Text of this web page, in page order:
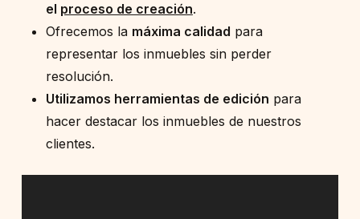
el proceso de creación.
Ofrecemos la máxima calidad para
representar los inmuebles sin perder
resolución.
Utilizamos herramientas de edición para
hacer destacar los inmuebles de nuestros
clientes.